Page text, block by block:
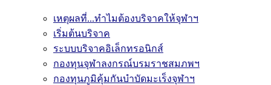
เหตุผลที่...ทำไมต้องบริจาคให้จุฬาฯ
เริ่มต้นบริจาค
ระบบบริจาคอิเล็กทรอนิกส์
กองทุนจุฬาลงกรณ์บรมราชสมภพฯ
กองทุนภูมิคุ้มกันบำบัดมะเร็งจุฬาฯ